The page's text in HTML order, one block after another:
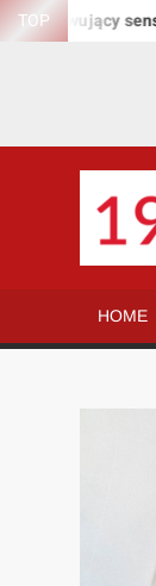
Skip
TOP sens
HOME